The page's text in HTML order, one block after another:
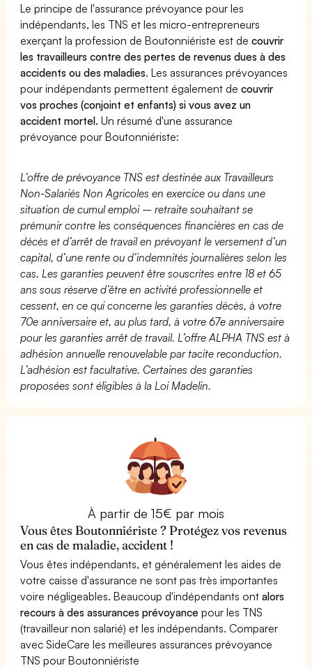
Le principe de l'assurance prévoyance pour les
indépendants, les TNS et les micro-entrepreneurs
exerçant la profession de Boutonniériste est decouvrir
les travailleurs contre des pertes de revenus dues à des
accidents ou des maladies. Les assurances prévoyances
pour indépendants permettent également decouvrir
vos proches (conjoint et enfants) si vous avez un
accident mortel. Un résumé d'une assurance
prévoyance pour Boutonniériste:
L’offre de prévoyance TNS est destinée aux Travailleurs
Non-Salariés Non Agricoles en exercice ou dans une
situation de cumul emploi – retraite souhaitant se
prémunir contre les conséquences financières en cas de
décès et d’arrêt de travail en prévoyant le versement d’un
capital, d’une rente ou d’indemnités journalières selon les
cas. Les garanties peuvent être souscrites entre 18 et 65
ans sous réserve d’être en activité professionnelle et
cessent, en ce qui concerne les garanties décès, à votre
70e anniversaire et, au plus tard, à votre 67e anniversaire
pour les garanties arrêt de travail. L’offre ALPHA TNS est à
adhésion annuelle renouvelable par tacite reconduction.
L’adhésion est facultative. Certaines des garanties
proposées sont éligibles à la Loi Madelin.
À partir de 15€ par mois
Vous êtes Boutonniériste ? Protégez vos revenus
en cas de maladie, accident !
Vous êtes indépendants, et généralement les aides de
votre caisse d'assurance ne sont pas très importantes
voire négligeables. Beaucoup d'indépendants ontalors
recours à des assurances prévoyance pour les TNS
(travailleur non salarié) et les indépendants. Comparer
avec SideCare les meilleures assurances prévoyance
TNS pour Boutonniériste